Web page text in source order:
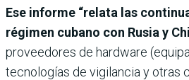
Ese informe “relata las
régimen cubano con Rusia y
proveedores de hardware
tecnologías de vigilancia y otras